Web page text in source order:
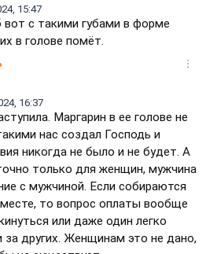
15:47
вот с такими губами в форме
в голове помёт.
16:37
Маргарин в ее голове не
нас создал Господь и
никогда не было и не будет. А
только для женщин, мужчина
с мужчиной. Если собираются
то вопрос оплаты вообще
или даже один легко
за других. Женщинам это не дано,